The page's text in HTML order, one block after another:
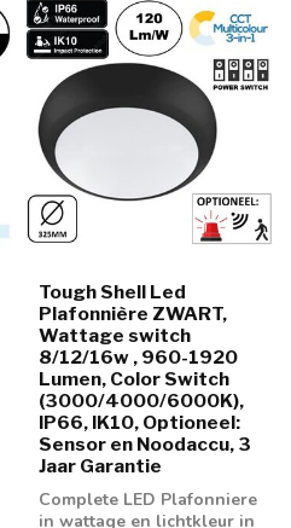
Tough Shell Led
Plafonnière ZWART,
Wattage switch
8/12/16w , 960-1920
Lumen, Color Switch
(3000/4000/6000K),
IP66, IK10, Optioneel:
Sensor en Noodaccu, 3
Jaar Garantie
Complete LED Plafonniere
in wattage en lichtkleur in